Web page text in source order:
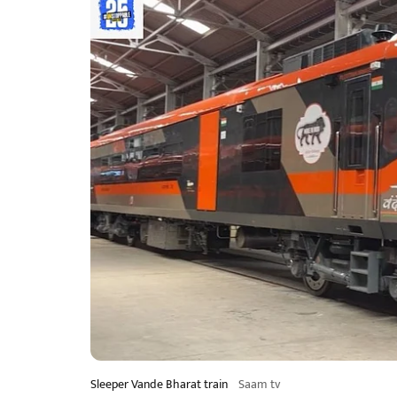
Sleeper Vande Bharat train Saam tv